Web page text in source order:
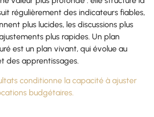
régulièrement des indicateurs fiables,
plus lucides, les discussions plus
plus rapides. Un plan
est un plan vivant, qui évolue au
des apprentissages.
conditionne la capacité à ajuster
budgétaires.